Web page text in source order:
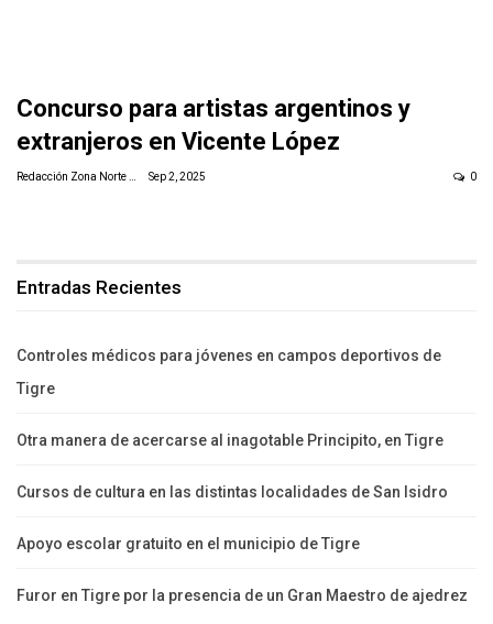
Concurso para artistas argentinos y
extranjeros en Vicente López
Sep 2, 2025 0
Entradas Recientes
Controles médicos para jóvenes en campos deportivos de
Tigre
Otra manera de acercarse al inagotable Principito, en Tigre
Cursos de cultura en las distintas localidades de San Isidro
Apoyo escolar gratuito en el municipio de Tigre
Furor en Tigre por la presencia de un Gran Maestro de ajedrez